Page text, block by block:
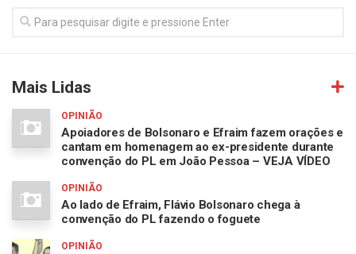
Mais Lidas
OPINIÃO
Apoiadores de Bolsonaro e Efraim fazem orações e
cantam em homenagem ao ex-presidente durante
convenção do PL em João Pessoa – VEJA VÍDEO
OPINIÃO
Ao lado de Efraim, Flávio Bolsonaro chega à
convenção do PL fazendo o foguete
OPINIÃO